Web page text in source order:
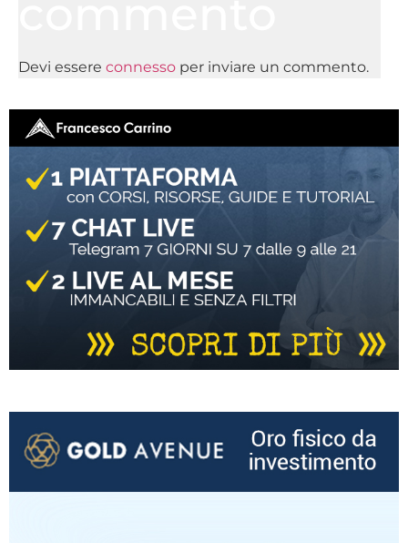
Devi essere connesso per inviare un commento.